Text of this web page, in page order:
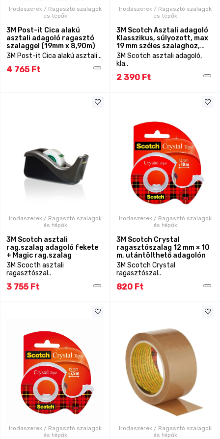
Irodaszerek / Ragasztó szalagok
és tépők
3M Post-it Cica alakú
asztali adagoló ragasztó
szalaggel (19mm x 8,90m)
3M Post-it Cica alakú asztali ..
4 765 Ft
Irodaszerek / Ragasztó szalagok
és tépők
3M Scotch Asztali adagoló
Klasszikus, súlyozott, max
19 mm széles szalaghoz,
feltöltetlen, fekete színben
3M Scotch asztali adagoló,
kla..
2 390 Ft
Irodaszerek / Ragasztó szalagok
és tépők
3M Scotch asztali
rag.szalag adagoló fekete
+ Magic rag.szalag
3M Scocth asztali
ragasztószal..
3 755 Ft
Irodaszerek / Ragasztó szalagok
és tépők
3M Scotch Crystal
ragasztószalag 12 mm × 10
m, utántölthető adagolón
3M Scotch Crystal
ragasztószal..
820 Ft
Irodaszerek / Ragasztó szalagok
és tépők
Irodaszerek / Ragasztó szalagok
és tépők